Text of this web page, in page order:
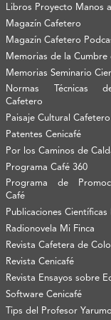
Libros Proyecto Manos
Magazín Cafetero
Magazín Cafetero
Memorias de la Cumbre
Memorias Seminario
Normas Técnicas
Cafetero
Paisaje Cultural Cafetero
Patentes Cenicafé
Por los Caminos de
Programa Café 360
Programa de
Café
Publicaciones Científicas
Radionovela Mi Finca
Revista Cafetera de
Revista Cenicafé
Revista Ensayos sobre
Software Cenicafé
Tips del Profesor Yarumo